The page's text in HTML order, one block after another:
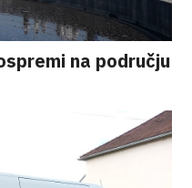
na području